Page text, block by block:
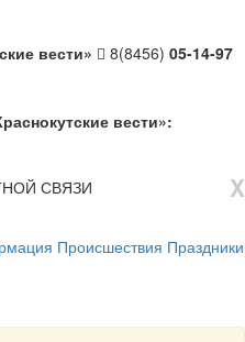
вести» 8(8456) 05-14-97
вести»:
X
СВЯЗИ
Происшествия Праздники